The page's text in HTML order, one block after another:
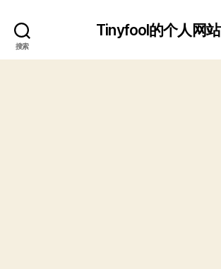
搜索
Tinyfool的个人网站